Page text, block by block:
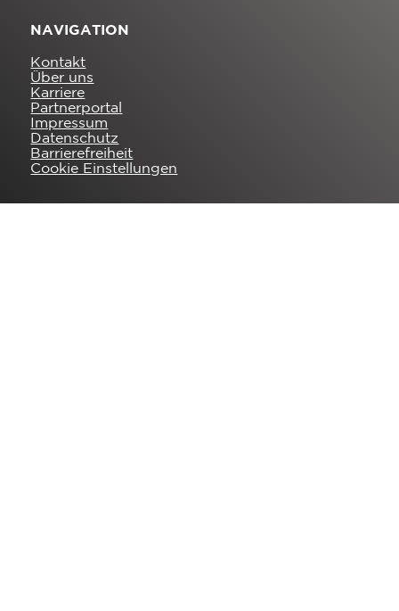
NAVIGATION
Kontakt
Über uns
Karriere
Partnerportal
Impressum
Datenschutz
Barrierefreiheit
Cookie Einstellungen